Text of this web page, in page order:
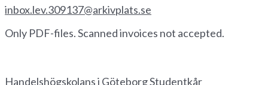
inbox.lev.309137@arkivplats.se
Only PDF-files. Scanned invoices not accepted.
Handelshögskolans i Göteborg Studentkår